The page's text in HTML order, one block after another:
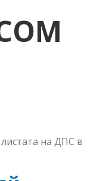
на ДПС в